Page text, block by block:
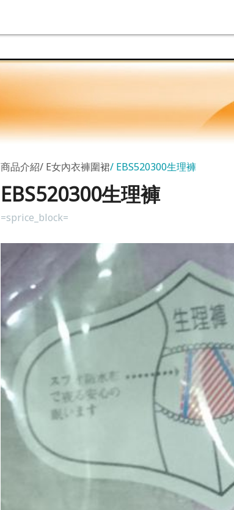
商品介紹 E女內衣褲圍裙 EBS520300生理褲
EBS520300生理褲
=sprice_block=